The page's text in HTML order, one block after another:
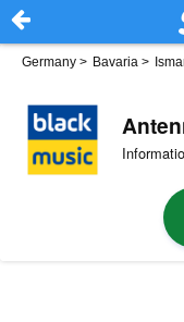
Germany > Bavaria >